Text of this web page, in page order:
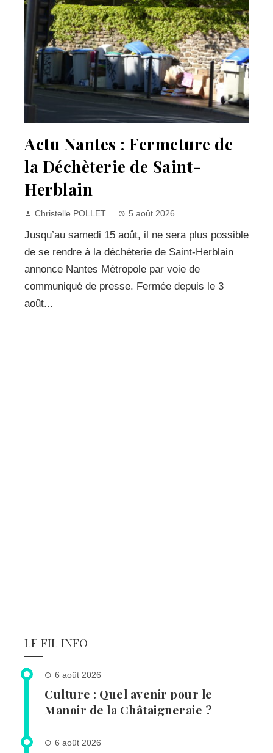
Actu Nantes : Fermeture de
la Déchèterie de Saint-
Herblain
Christelle POLLET 5 août 2026
Jusqu’au samedi 15 août, il ne sera plus possible
de se rendre à la déchèterie de Saint-Herblain
annonce Nantes Métropole par voie de
communiqué de presse. Fermée depuis le 3
août...
LE FIL INFO
6 août 2026
Culture : Quel avenir pour le
Manoir de la Châtaigneraie ?
6 août 2026